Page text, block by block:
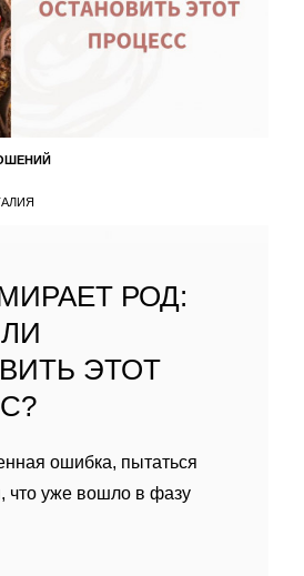
РОД:
ЭТОТ
ошибка, пытаться
что уже вошло в фазу